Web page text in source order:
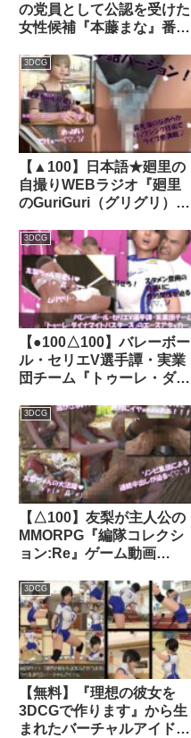
の党員として公認を受けた
女性候補『本藤まな』番外
PV01（純白Tバックパンテ
ィ編）｜d_346832│
Libido-Labo
3DCG
【▲100】日本語★廻里の
自撮りWEBラジオ『廻里
のGuriGuri（グリグリ）
ASMRマイクでカップルの
ちょっとエッチな『ピンク
ローターであちこち彼氏に
弄ばれる』体験を再現
★［日本語バージョン
（ASMRパートも日本
語！）］｜d_695900
3DCG
【●100△100】バレーボー
ル・セリエV選手譚・実業
団チーム『トゥーレ・ダイ
ースアタッカー、古舘友梨
に肉体関係を迫る御手洗保
守会長の狼藉セクハラ強●
の様子（03:上半身純白ブ
ラ・駅弁ファック）｜
d_511934│ Libido-Labo
3DCG
【△100】友梨が主人公の
MMORPG『編隊コレクシ
ョン:Re』ゲーム動画
るレ○プ被害に遭ってしま
う:駅弁ファック）｜
d_723978
3DCG
【無料】『理想の彼女を
3DCGで作ります』から生
まれたバーチャルアイドル